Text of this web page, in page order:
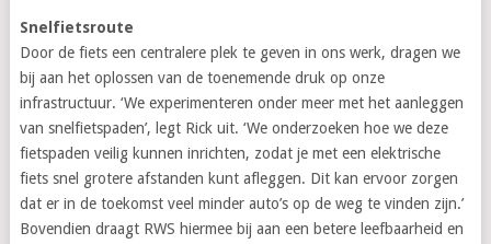
Snelfietsroute
Door de fiets een centralere plek te geven in ons werk, dragen we
bij aan het oplossen van de toenemende druk op onze
infrastructuur. ‘We experimenteren onder meer met het aanleggen
van snelfietspaden’, legt Rick uit. ‘We onderzoeken hoe we deze
fietspaden veilig kunnen inrichten, zodat je met een elektrische
fiets snel grotere afstanden kunt afleggen. Dit kan ervoor zorgen
dat er in de toekomst veel minder auto’s op de weg te vinden zijn.’
Bovendien draagt RWS hiermee bij aan een betere leefbaarheid en